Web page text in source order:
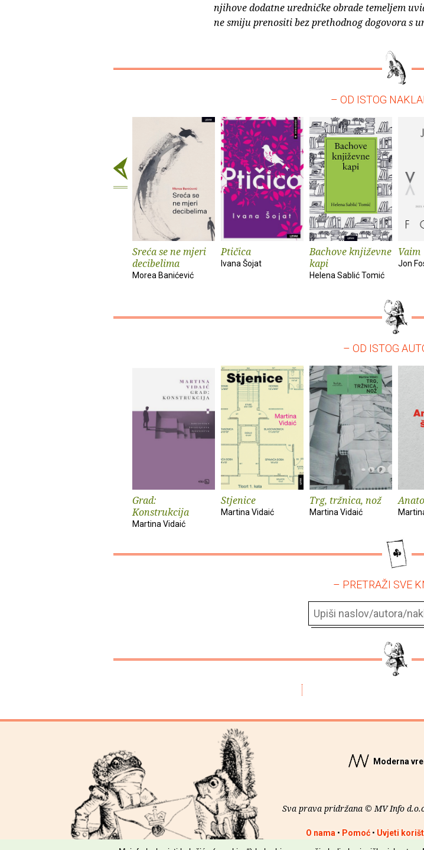
njihove dodatne uredničke obrade temeljem
ne smiju prenositi bez prethodnog dogovora s
– OD ISTOG
Sreća se ne mjeri
decibelima
Morea Banićević
Ptičica
Ivana Šojat
Bachove književne
kapi
Helena Sablić Tomić
Vaim
Jon
– OD ISTOG
Grad:
Konstrukcija
Martina Vidaić
Stjenice
Martina Vidaić
Trg, tržnica, nož
Martina Vidaić
– PRETRAŽI SVE
Moderna
Sva prava pridržana © MV Info
O nama • Pomoć• Uvjeti